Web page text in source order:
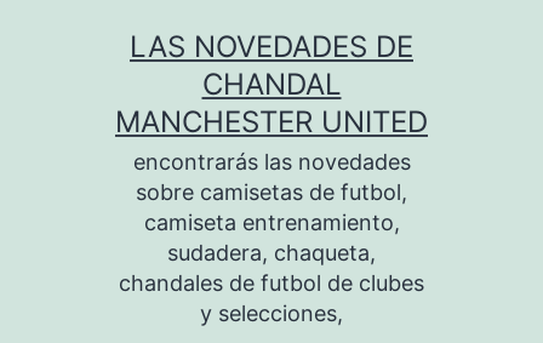
LAS NOVEDADES DE
CHANDAL
MANCHESTER UNITED
encontrarás las novedades
sobre camisetas de futbol,
camiseta entrenamiento,
sudadera, chaqueta,
chandales de futbol de clubes
y selecciones,